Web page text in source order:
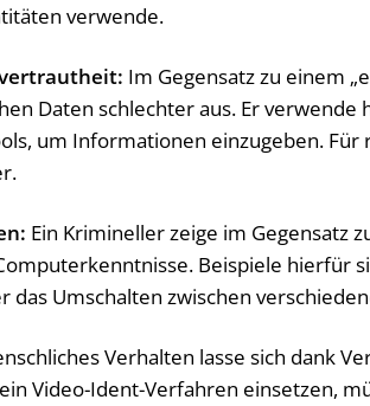
verwende.
Im Gegensatz zu einem
Daten schlechter aus. Er verwende
um Informationen einzugeben.
Ein Krimineller zeige im Gegensatz
Beispiele hierfür
das Umschalten zwischen
Verhalten lasse sich dank
Video-Ident-Verfahren einsetzen,